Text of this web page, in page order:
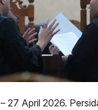
– 27 April 2026.